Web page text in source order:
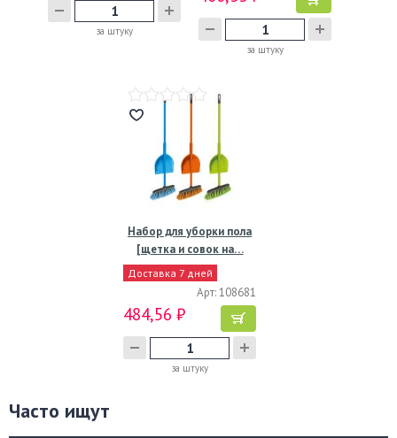
за штуку
за штуку
Набор для уборки пола
[щетка и совок на…
Доставка 7 дней
Арт: 108681
484,56 ₽
за штуку
Часто ищут